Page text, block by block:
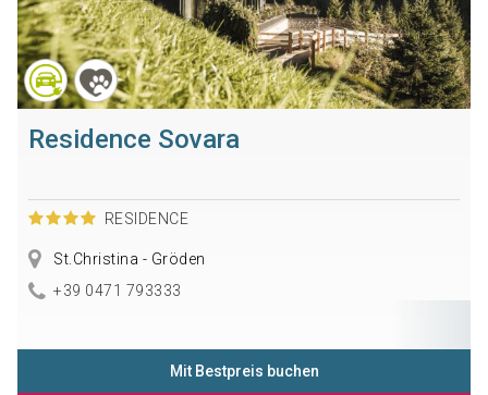
Residence Sovara
RESIDENCE
St.Christina - Gröden
+39 0471 793333
Mit Bestpreis buchen